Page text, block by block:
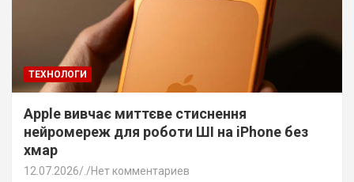
ТЕХНОЛОГИ
Apple вивчає миттєве стиснення
нейромереж для роботи ШІ на iPhone без
хмар
12.07.2026 Нет комментариев